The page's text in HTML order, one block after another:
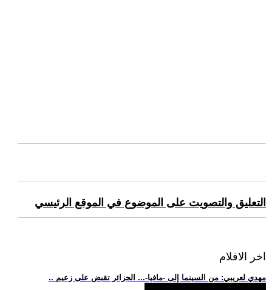
التعليق والتصويت على الموضوع في الموقع الرئيسي
اخر الافلام
.. مهدي لعريبي: من السينما إلى -مافيا-... الجزائر تقبض على زعيم